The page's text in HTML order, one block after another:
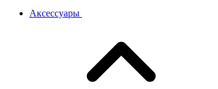
Аксессуары